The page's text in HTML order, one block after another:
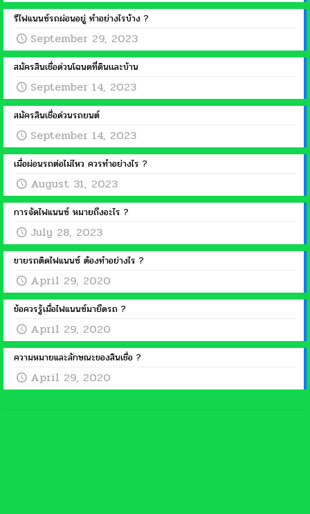
รีไฟแนนซ์รถผ่อนอยู่ ทำอย่างไรบ้าง ?
September 29, 2023
สมัครสินเชื่อด่วนโฉนดที่ดินเเละบ้าน
September 14, 2023
สมัครสินเชื่อด่วนรถยนต์
September 14, 2023
เมื่อผ่อนรถต่อไม่ไหว ควรทำอย่างไร ?
August 31, 2023
การจัดไฟแนนซ์ หมายถึงอะไร ?
July 28, 2023
ขายรถติดไฟแนนซ์ ต้องทำอย่างไร ?
April 29, 2020
ข้อควรรู้เมื่อไฟแนนซ์มายึดรถ ?
April 29, 2020
ความหมายและลักษณะของสินเชื่อ ?
April 29, 2020